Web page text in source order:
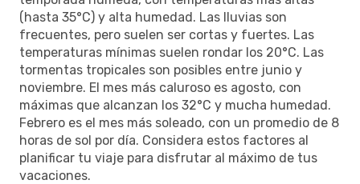
(hasta 35°C) y alta humedad. Las lluvias son
frecuentes, pero suelen ser cortas y fuertes. Las
temperaturas mínimas suelen rondar los 20°C. Las
tormentas tropicales son posibles entre junio y
noviembre. El mes más caluroso es agosto, con
máximas que alcanzan los 32°C y mucha humedad.
Febrero es el mes más soleado, con un promedio de 8
horas de sol por día. Considera estos factores al
planificar tu viaje para disfrutar al máximo de tus
vacaciones.